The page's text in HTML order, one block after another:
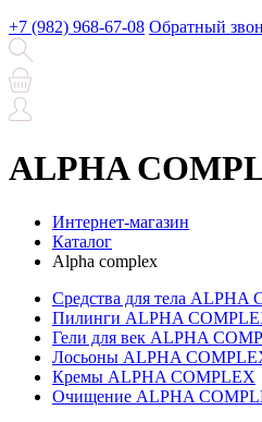
+7 (982) 968-67-08 Обратный
ALPHA
Интернет-магазин
Каталог
Alpha complex
Средства для тела ALPHA
Пилинги ALPHA
Гели для век ALPHA
Лосьоны ALPHA
Кремы ALPHA COMPLEX
Очищение ALPHA